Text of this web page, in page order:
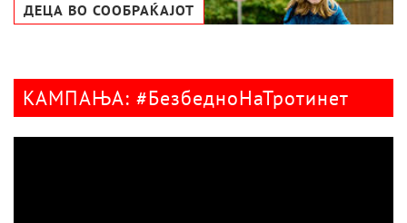
ДЕЦА ВО СООБРАЌАЈОТ
КАМПАЊА: #БезбедноНаТротинет